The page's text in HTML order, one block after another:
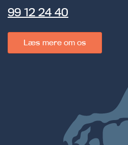
99 12 24 40
Læs mere om os